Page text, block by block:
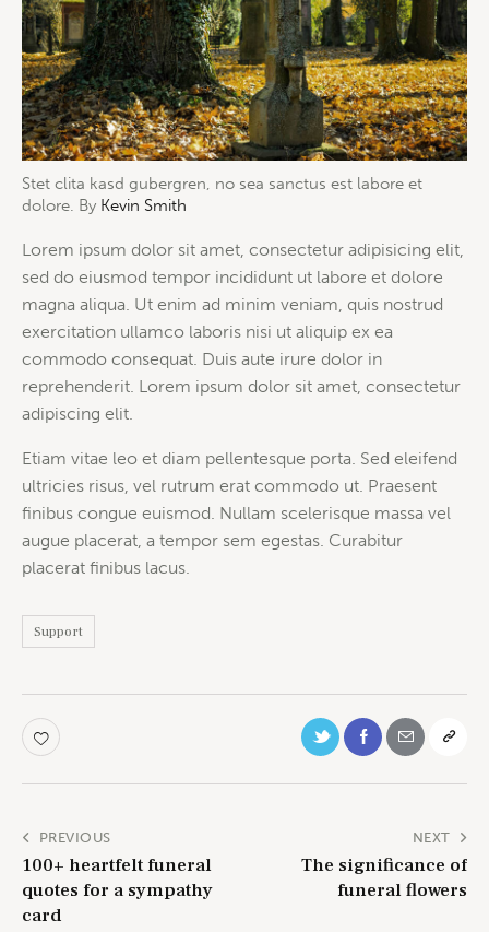
Stet clita kasd gubergren, no sea sanctus est labore et
dolore. By Kevin Smith
Lorem ipsum dolor sit amet, consectetur adipisicing elit,
sed do eiusmod tempor incididunt ut labore et dolore
magna aliqua. Ut enim ad minim veniam, quis nostrud
exercitation ullamco laboris nisi ut aliquip ex ea
commodo consequat. Duis aute irure dolor in
reprehenderit. Lorem ipsum dolor sit amet, consectetur
adipiscing elit.
Etiam vitae leo et diam pellentesque porta. Sed eleifend
ultricies risus, vel rutrum erat commodo ut. Praesent
finibus congue euismod. Nullam scelerisque massa vel
augue placerat, a tempor sem egestas. Curabitur
placerat finibus lacus.
Support
PREVIOUS
100+ heartfelt funeral
quotes for a sympathy
card
NEXT
The significance of
funeral flowers